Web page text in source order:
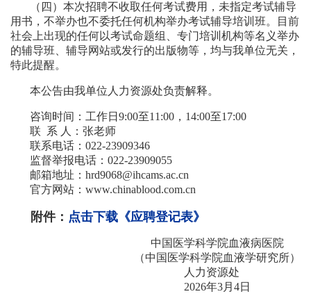
（四）本次招聘不收取任何考试费用，未指定考试辅导
用书，不举办也不委托任何机构举办考试辅导培训班。目前
社会上出现的任何以考试命题组、专门培训机构等名义举办
的辅导班、辅导网站或发行的出版物等，均与我单位无关，
特此提醒。
本公告由我单位人力资源处负责解释。
咨询时间：工作日9:00至11:00，14:00至17:00
联 系 人：张老师
联系电话：022-23909346
监督举报电话：022-23909055
邮箱地址：hrd9068@ihcams.ac.cn
官方网站：www.chinablood.com.cn
附件： 点击下载《应聘登记表》
中国医学科学院血液病医院
（中国医学科学院血液学研究所）
人力资源处
2026年3月4日